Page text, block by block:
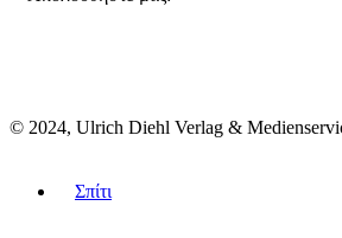
© 2024, Ulrich Diehl Verlag &
Σπίτι